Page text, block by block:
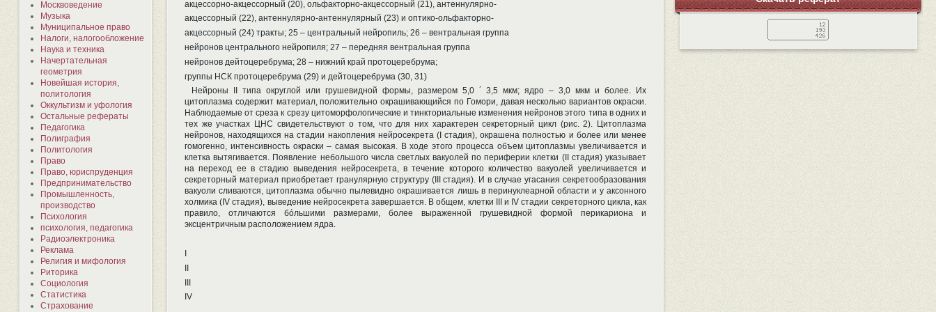
Москвоведение
Музыка
Муниципальное право
Налоги, налогообложение
Наука и техника
Начертательная
геометрия
Новейшая история,
политология
Оккультизм и уфология
Остальные рефераты
Педагогика
Полиграфия
Политология
Право
Право, юриспруденция
Предпринимательство
Промышленность,
производство
Психология
психология, педагогика
Радиоэлектроника
Реклама
Религия и мифология
Риторика
Социология
Статистика
Страхование
акцессорно-акцессорный (20), ольфакторно-акцессорный (21), антеннулярно-
акцессорный (22), антеннулярно-антеннулярный (23) и оптико-ольфакторно-
акцессорный (24) тракты; 25 – центральный нейропиль; 26 – вентральная группа
нейронов центрального нейропиля; 27 – передняя вентральная группа
нейронов дейтоцеребрума; 28 – нижний край протоцеребрума;
группы НСК протоцеребрума (29) и дейтоцеребрума (30, 31)
Нейроны II типа округлой или грушевидной формы, размером 5,0 ´ 3,5 мкм; ядро – 3,0 мкм и более. Их
цитоплазма содержит материал, положительно окрашивающийся по Гомори, давая несколько вариантов окраски.
Наблюдаемые от среза к срезу цитоморфологические и тинкториальные изменения нейронов этого типа в одних и
тех же участках ЦНС свидетельствуют о том, что для них характерен секреторный цикл (рис. 2). Цитоплазма
нейронов, находящихся на стадии накопления нейросекрета (I стадия), окрашена полностью и более или менее
гомогенно, интенсивность окраски – самая высокая. В ходе этого процесса объем цитоплазмы увеличивается и
клетка вытягивается. Появление небольшого числа светлых вакуолей по периферии клетки (II стадия) указывает
на переход ее в стадию выведения нейросекрета, в течение которого количество вакуолей увеличивается и
секреторный материал приобретает гранулярную структуру (III стадия). И в случае угасания секретообразования
вакуоли сливаются, цитоплазма обычно пылевидно окрашивается лишь в перинуклеарной области и у аксонного
холмика (IV стадия), выведение нейросекрета завершается. В общем, клетки III и IV стадии секреторного цикла, как
правило, отличаются бóльшими размерами, более выраженной грушевидной формой перикариона и
эксцентричным расположением ядра.
II
III
IV